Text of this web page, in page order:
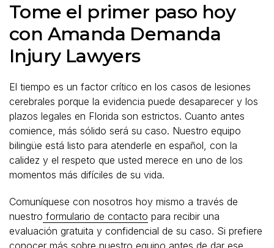
Tome el primer paso hoy
con Amanda Demanda
Injury Lawyers
El tiempo es un factor crítico en los casos de lesiones
cerebrales porque la evidencia puede desaparecer y los
plazos legales en Florida son estrictos. Cuanto antes
comience, más sólido será su caso. Nuestro equipo
bilingüe está listo para atenderle en español, con la
calidez y el respeto que usted merece en uno de los
momentos más difíciles de su vida.
Comuníquese con nosotros hoy mismo a través de
nuestro formulario de contacto para recibir una
evaluación gratuita y confidencial de su caso. Si prefiere